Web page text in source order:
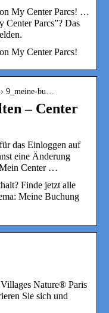
My Center Parcs! …
Center Parcs”? Das
My Center Parcs!
9_meine-bu…
– Center
das Einloggen auf
eine Änderung
Center …
Finde jetzt alle
Meine Buchung
Nature® Paris
Sie sich und